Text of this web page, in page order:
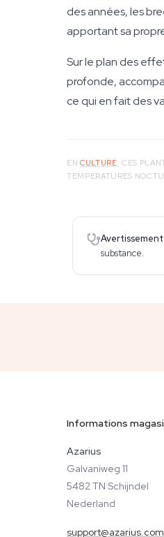
des années, les
apportant sa
Sur le plan des
profonde,
ce qui en fait des
EN CULTURE, CES
TEMPÉRATURES
substance.
Informations
Azarius
Galvaniweg 11
5482 TN Schijndel
Nederland
support@azarius.com